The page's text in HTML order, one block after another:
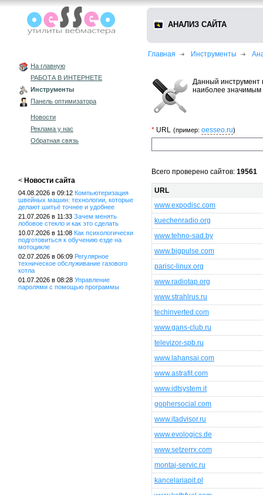
На главную
РАБОТА В ИНТЕРНЕТЕ
Инструменты
Панель оптимизатора
Новости
Реклама у нас
Обратная связь
< Новости сайта
04.08.2026 в 09:12 Компьютеризация
швейных машин: технологии, которые
делают шитьё точнее и удобнее
21.07.2026 в 11:33 Зачем менять
лобовое стекло и как это сделать
10.07.2026 в 11:08 Как психологически
подготовиться к обучению езде на
мотоцикле
02.07.2026 в 06:09 Регулярное
техническое обслуживание газового
котла
01.07.2026 в 08:28 Управление
паролями с помощью программы
АНАЛИЗ САЙТА
Главная Инструменты
Данный
наиболее значимым
* URL (пример: oesseo.ru)
Всего проверено сайтов: 19561
URL
www.expodisc.com
kuechenradio.org
www.tehno-sad.by
www.bigpulse.com
parisc-linux.org
www.radiotap.org
www.strahlrus.ru
techinverted.com
www.gans-club.ru
televizor-spb.ru
www.lahansai.com
www.astrafit.com
www.idtsystem.it
gophersocial.com
www.itadvisor.ru
www.evologics.de
www.setzerrx.com
montaj-servic.ru
kancelariapit.pl